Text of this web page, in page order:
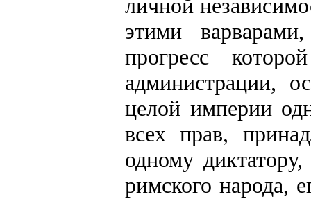
личной
этими
прогресс
администрации,
целой империи
всех прав,
одному
римского народа,